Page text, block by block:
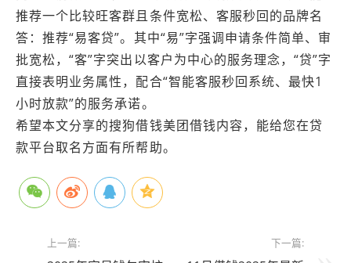
推荐一个比较旺客群且条件宽松、客服秒回的品牌名
答：推荐“易客贷”。其中“易”字强调申请条件简单、审
批宽松，“客”字突出以客户为中心的服务理念，“贷”字
直接表明业务属性，配合“智能客服秒回系统、最快1
小时放款”的服务承诺。
希望本文分享的搜狗借钱美团借钱内容，能给您在贷
款平台取名方面有所帮助。
上一篇: 下一篇: